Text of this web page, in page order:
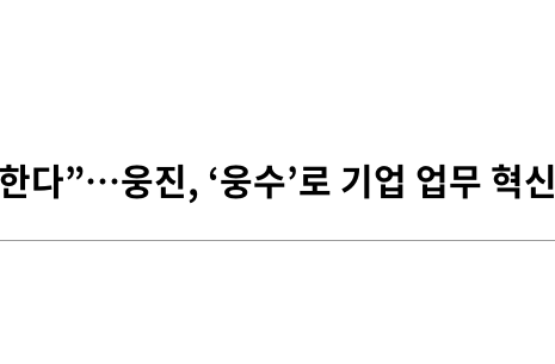
다”…웅진, ‘웅수’로 기업 업무 혁신